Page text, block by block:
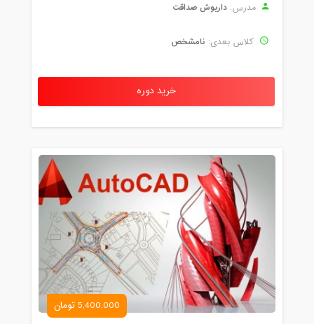
مدرس: داریوش صداقت
کلاس بعدی: نامشخص
خرید دوره
5,400,000 تومان